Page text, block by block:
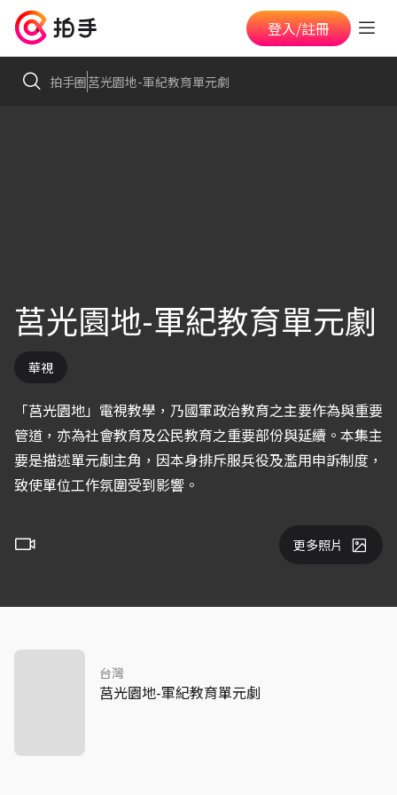
登入/註冊
拍手圈莒光園地-軍紀教育單元劇
莒光園地-軍紀教育單元劇
華視
「莒光園地」電視教學，乃國軍政治教育之主要作為與重要
管道，亦為社會教育及公民教育之重要部份與延續。本集主
要是描述單元劇主角，因本身排斥服兵役及濫用申訴制度，
致使單位工作氛圍受到影響。
更多照片
台灣
莒光園地-軍紀教育單元劇